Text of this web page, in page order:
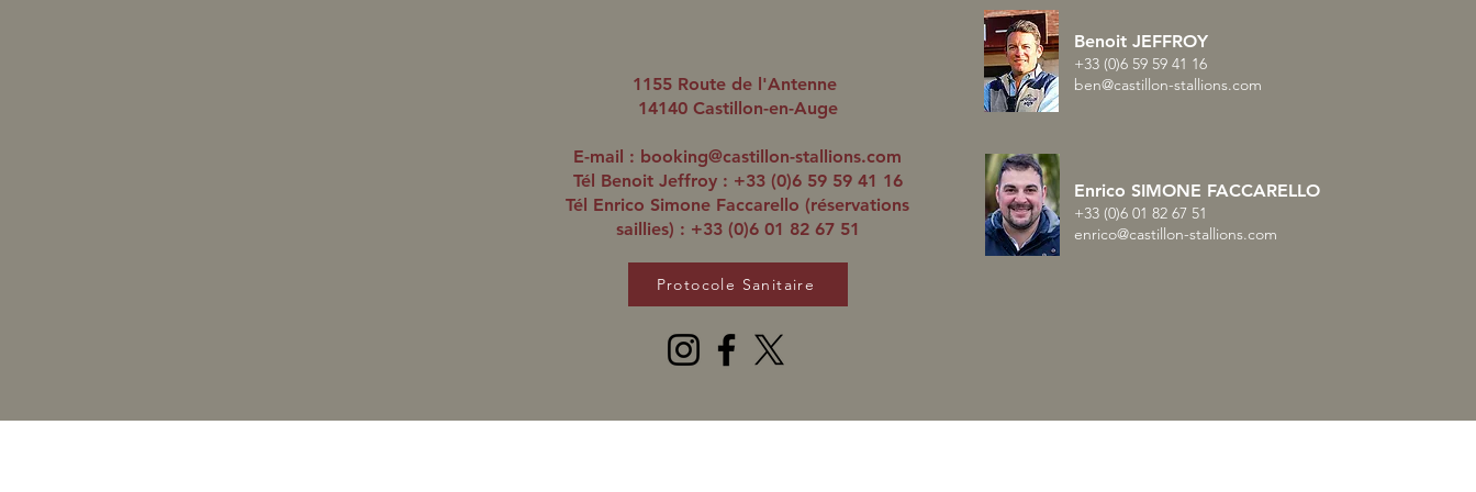
1155 Route de l'Antenne
14140 Castillon-en-Auge
E-mail : booking@castillon-stallions.com
Tél Benoit Jeffroy : +33 (0)6 59 59 41 16
Tél Enrico Simone Faccarello (réservations
saillies) : +33 (0)6 01 82 67 51
Protocole Sanitaire
Benoit JEFFROY
+33 (0)6 59 59 41 16
ben@castillon-stallions.com
Enrico SIMONE FACCARELLO
+33 (0)6 01 82 67 51
enrico@castillon-stallions.com